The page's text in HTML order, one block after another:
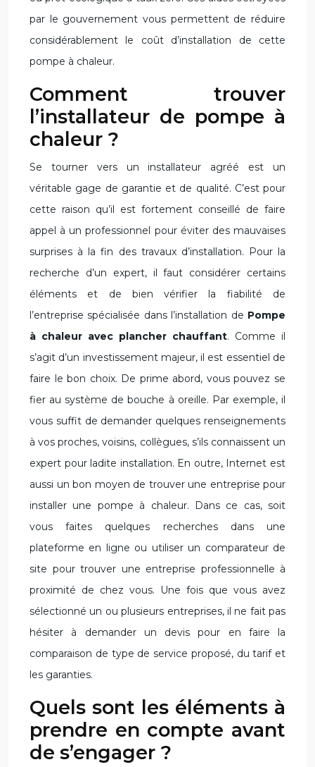
par le gouvernement vous permettent de réduire
considérablement le coût d’installation de cette
pompe à chaleur.
Comment trouver
l’installateur de pompe à
chaleur ?
Se tourner vers un installateur agréé est un
véritable gage de garantie et de qualité. C’est pour
cette raison qu’il est fortement conseillé de faire
appel à un professionnel pour éviter des mauvaises
surprises à la fin des travaux d’installation. Pour la
recherche d’un expert, il faut considérer certains
éléments et de bien vérifier la fiabilité de
l’entreprise spécialisée dans l’installation de Pompe
à chaleur avec plancher chauffant. Comme il
s’agit d’un investissement majeur, il est essentiel de
faire le bon choix. De prime abord, vous pouvez se
fier au système de bouche à oreille. Par exemple, il
vous suffit de demander quelques renseignements
à vos proches, voisins, collègues, s’ils connaissent un
expert pour ladite installation. En outre, Internet est
aussi un bon moyen de trouver une entreprise pour
installer une pompe à chaleur. Dans ce cas, soit
vous faites quelques recherches dans une
plateforme en ligne ou utiliser un comparateur de
site pour trouver une entreprise professionnelle à
proximité de chez vous. Une fois que vous avez
sélectionné un ou plusieurs entreprises, il ne fait pas
hésiter à demander un devis pour en faire la
comparaison de type de service proposé, du tarif et
les garanties.
Quels sont les éléments à
prendre en compte avant
de s’engager ?